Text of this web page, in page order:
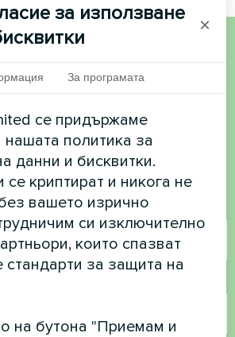
купите или
нас и ние ще ви
за използване
×
За програмата
се придържаме
нашата политика за
данни и бисквитки.
се криптират и никога не
вашето изрично
си изключително
които спазват
стандарти за защита на
на бутона "Приемам и